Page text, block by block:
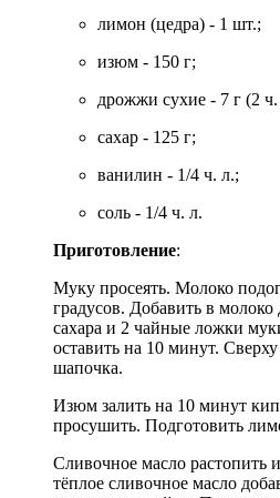
лимон (цедра) - 1 шт.;
изюм - 150 г;
дрожжи сухие - 7 г (2 ч.
сахар - 125 г;
ванилин - 1/4 ч. л.;
соль - 1/4 ч. л.
Приготовление:
Муку просеять. Молоко
градусов. Добавить в
сахара и 2 чайные ложки
оставить на 10 минут.
шапочка.
Изюм залить на 10 минут
просушить. Подготовить
Сливочное масло растопить
тёплое сливочное масло